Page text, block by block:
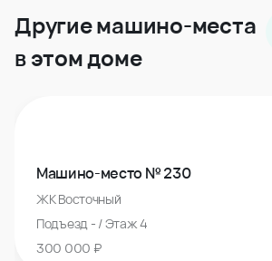
Другие машино-места
в этом доме
Машино-место № 230
ЖК Восточный
Подъезд - / Этаж 4
300 000 ₽